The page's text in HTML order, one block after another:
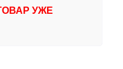
УЖЕ